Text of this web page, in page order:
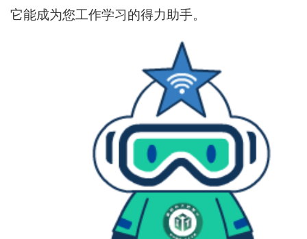
它能成为您工作学习的得力助手。